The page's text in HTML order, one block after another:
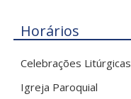
Horários
Celebrações Litúrgicas
Igreja Paroquial